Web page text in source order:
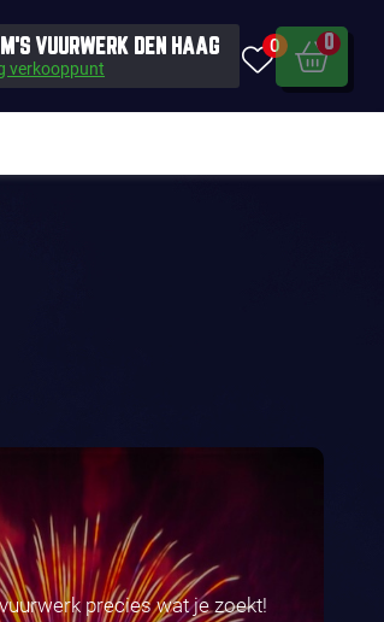
VUURWERK DEN HAAG
verkooppunt
0 0
precies wat je zoekt!